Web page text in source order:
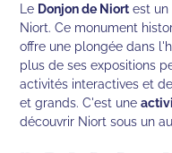
Le Donjon de Niort est un
Niort. Ce monument
offre une plongée dans
plus de ses expositions
activités interactives et
et grands. C'est une
découvrir Niort sous un